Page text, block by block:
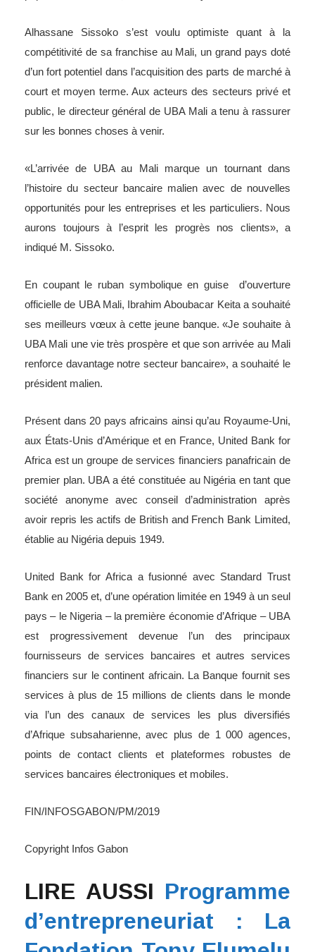
Alhassane Sissoko s’est voulu optimiste quant à la
compétitivité de sa franchise au Mali, un grand pays doté
d’un fort potentiel dans l’acquisition des parts de marché à
court et moyen terme. Aux acteurs des secteurs privé et
public, le directeur général de UBA Mali a tenu à rassurer
sur les bonnes choses à venir.
«L’arrivée de UBA au Mali marque un tournant dans
l’histoire du secteur bancaire malien avec de nouvelles
opportunités pour les entreprises et les particuliers. Nous
aurons toujours à l’esprit les progrès nos clients», a
indiqué M. Sissoko.
En coupant le ruban symbolique en guise d’ouverture
officielle de UBA Mali, Ibrahim Aboubacar Keita a souhaité
ses meilleurs vœux à cette jeune banque. «Je souhaite à
UBA Mali une vie très prospère et que son arrivée au Mali
renforce davantage notre secteur bancaire», a souhaité le
président malien.
Présent dans 20 pays africains ainsi qu’au Royaume-Uni,
aux États-Unis d’Amérique et en France, United Bank for
Africa est un groupe de services financiers panafricain de
premier plan. UBA a été constituée au Nigéria en tant que
société anonyme avec conseil d’administration après
avoir repris les actifs de British and French Bank Limited,
établie au Nigéria depuis 1949.
United Bank for Africa a fusionné avec Standard Trust
Bank en 2005 et, d’une opération limitée en 1949 à un seul
pays – le Nigeria – la première économie d’Afrique – UBA
est progressivement devenue l’un des principaux
fournisseurs de services bancaires et autres services
financiers sur le continent africain. La Banque fournit ses
services à plus de 15 millions de clients dans le monde
via l’un des canaux de services les plus diversifiés
d’Afrique subsaharienne, avec plus de 1 000 agences,
points de contact clients et plateformes robustes de
services bancaires électroniques et mobiles.
FIN/INFOSGABON/PM/2019
Copyright Infos Gabon
LIRE AUSSI Programme
d’entrepreneuriat : La